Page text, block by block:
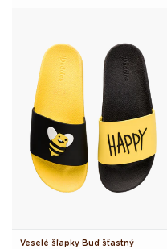
Veselé šľapky Buď šťastný